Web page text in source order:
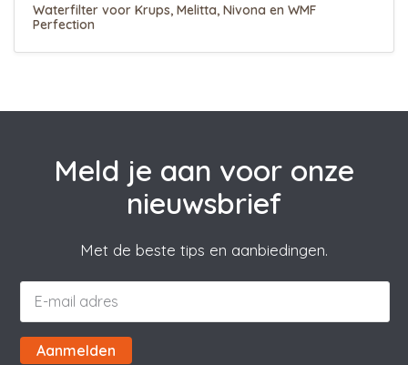
Waterfilter voor Krups, Melitta, Nivona en WMF
Perfection
Meld je aan voor onze
nieuwsbrief
Met de beste tips en aanbiedingen.
Aanmelden